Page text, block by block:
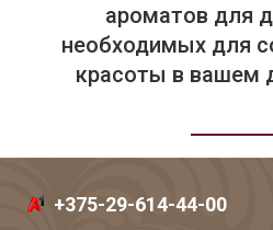
ароматов для
необходимых для
красоты в вашем
+375-29-614-44-00